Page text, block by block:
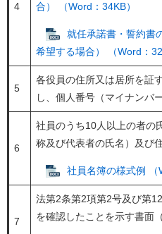
4
合） （Word：34KB）
就任承諾書・誓約書
希望する場合） （Word：
5
各役員の住所又は居所を証
し、個人番号（マイナンバ
6
社員のうち10人以上の者の
称及び代表者の氏名）及び
社員名簿の様式例 （
7
法第2条第2項第2号及び第
を確認したことを示す書面